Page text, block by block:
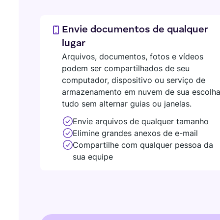
Envie documentos de qualquer
lugar
Arquivos, documentos, fotos e vídeos
podem ser compartilhados de seu
computador, dispositivo ou serviço de
armazenamento em nuvem de sua
tudo sem alternar guias ou janelas.
Envie arquivos de qualquer tamanho
Elimine grandes anexos de e-mail
Compartilhe com qualquer pessoa da
sua equipe